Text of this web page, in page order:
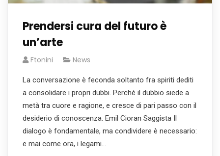
Prendersi cura del futuro è
un’arte
Ftonini News
La conversazione è feconda soltanto fra spiriti dediti
a consolidare i propri dubbi. Perché il dubbio siede a
metà tra cuore e ragione, e cresce di pari passo con il
desiderio di conoscenza. Emil Cioran Saggista Il
dialogo è fondamentale, ma condividere è necessario:
e mai come ora, i legami…